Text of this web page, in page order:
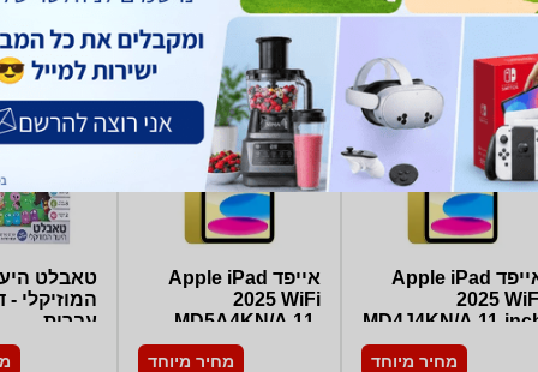
ב- חיון טכנולוגיות+
אייפד Apple iPad
2025
MD4J4KN/A 11-
מחיר מיוחד
אייפד Apple iPad
2025 WiFi
MD5A4KN/A 11-
inch 512GB בצבע
מחיר מיוחד
טאבלט
המוזיקלי -
עברית